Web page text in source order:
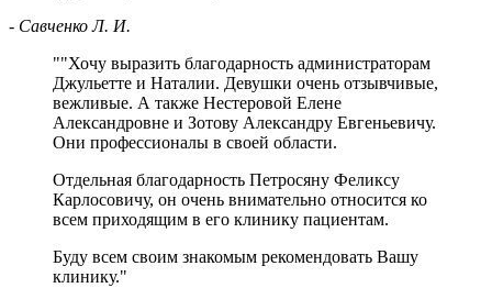
- Савченко Л. И.
" Хочу выразить благодарность администраторам
Джульетте и Наталии. Девушки очень отзывчивые,
вежливые. А также Нестеровой Елене
Александровне и Зотову Александру Евгеньевичу.
Они профессионалы в своей области.
Отдельная благодарность Петросяну Феликсу
Карлосовичу, он очень внимательно относится ко
всем приходящим в его клинику пациентам.
Буду всем своим знакомым рекомендовать Вашу
клинику."